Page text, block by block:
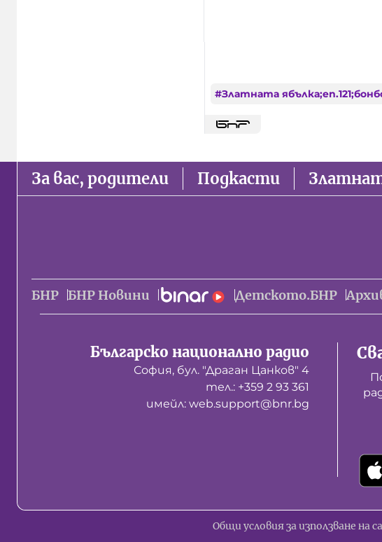
#Златната
За вас, родители Подкасти
БНР БНР Новини Детското.БНР
Българско национално радио
София, бул. "Драган Цанков" 4
тел.: +359 2 93 361
имейл: web.support@bnr.bg
Общи условия за използване на